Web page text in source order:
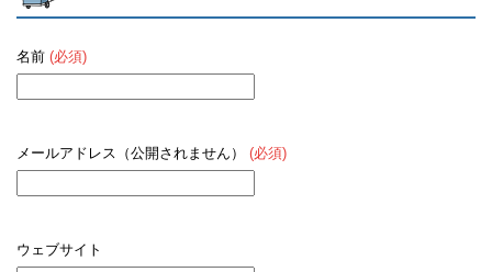
名前 (必須)
メールアドレス（公開されません） (必須)
ウェブサイト